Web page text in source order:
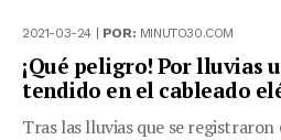
2021-03-24 | POR: MINUTO30.COM
¡Qué peligro! Por lluvias
tendido en el cableado
Tras las lluvias que se registraron